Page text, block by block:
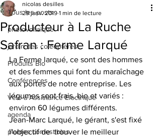
Tous les posts
photovoltaïque
jardin des coléoptères
Produits Bio
Conférences
Vélo à Assistance Electrique
agenda
plantes comestibles
Producteur à La Ruche
Safran : Ferme Larqué
nicolas desilles
29 janv. 2019 1 min de lecture
La Ferme larqué, ce sont des hommes
et des femmes qui font du maraîchage
aux portes de notre entreprise. Les
légumes sont frais, bio et variés :
environ 60 légumes différents.
Jean-Marc Larqué, le gérant, s'est fixé
l'objectif de  trouver le meilleur